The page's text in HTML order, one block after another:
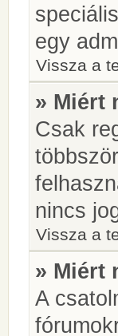
egy
Vissza a
» Miért
Csak
nincs
Vissza a
» Miért
A